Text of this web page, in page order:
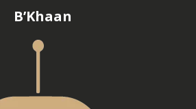
B’Khaan